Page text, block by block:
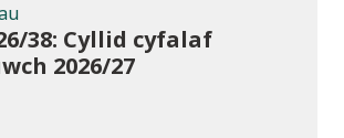
38: Cyllid cyfalaf
2026/27